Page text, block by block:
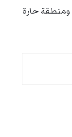
ومنطقة حارة